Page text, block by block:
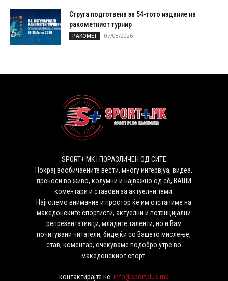
Струга подготвена за 54-тото издание на
ракометниот турнир
РАКОМЕТ 07/08/2026
SPORT+ MK | ПОРАЗЛИЧЕН ОД СИТЕ
Покрај вообичаените вести, многу интервјуа, видеа,
преноси во живо, колумни и најважно од сѐ, ВАШИ
коментари и ставови за актуелни теми.
Најголемо внимание и простор ќе им отстапиме на
македонските спортисти, актуелни и потенцијални
репрезентативци, младите таленти, но и Вам
почитувани читатели, бидејќи со Вашето мислење,
став, коментар, очекуваме подобро утре во
македонскиот спорт.
контактирајте не:info@sportplus.mk